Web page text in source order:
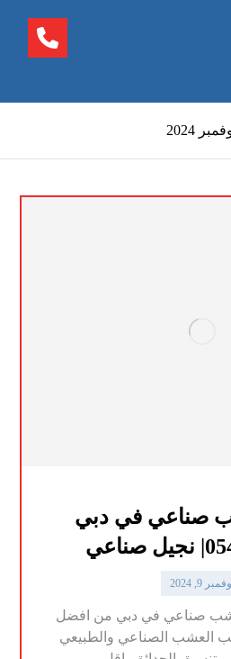
2024
صناعي في دبي
9, 2024
صناعي في دبي من افضل
العشب الصناعي والطبيعي